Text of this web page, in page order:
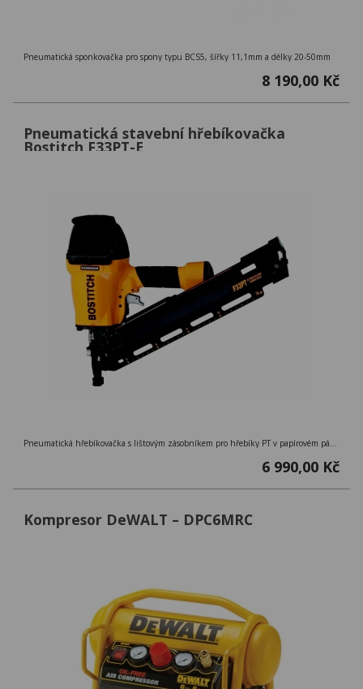
Pneumatická sponkovačka pro spony typu BCS5, šířky 11,1mm a délky 20-50mm
8 190,00 Kč
Pneumatická stavební hřebíkovačka
Bostitch F33PT-E
Pneumatická hřebíkovačka s lištovým zásobníkem pro hřebíky PT v papírovém pásku, délky 50-90mm a sklonem zásobníku 33°, F33PT-E
6 990,00 Kč
Kompresor DeWALT – DPC6MRC